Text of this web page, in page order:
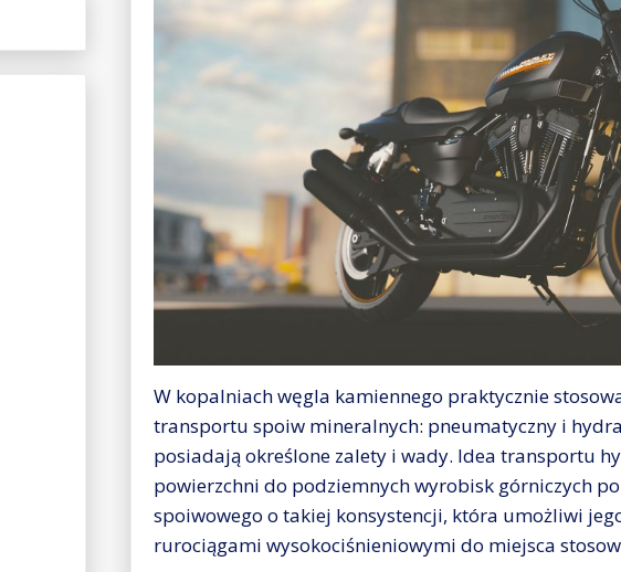
W kopalniach węgla kamiennego praktycznie
transportu spoiw mineralnych: pneumatyczny i
posiadają określone zalety i wady. Idea transportu
powierzchni do podziemnych wyrobisk górniczych
spoiwowego o takiej konsystencji, która umożliwi
rurociągami wysokociśnieniowymi do miejsca